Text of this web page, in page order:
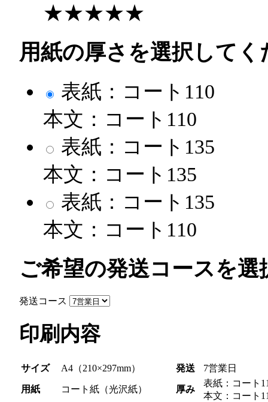
★★★★★
用紙の厚さを選択してく
表紙：コート110
本文：コート110
表紙：コート135
本文：コート135
表紙：コート135
本文：コート110
ご希望の発送コースを
発送コース
印刷内容
サイズ A4（210×297mm） 発送 7営業日
用紙 コート紙（光沢紙） 厚み
表紙：コート
本文：コート